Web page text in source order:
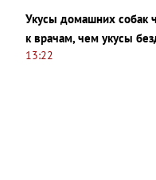
Укусы домашних собак
к врачам, чем укусы
13:22